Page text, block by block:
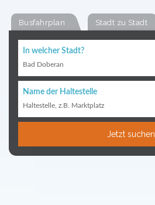
Busfahrplan Stadt zu Stadt
In welcher Stadt?
Bad Doberan
Name der Haltestelle
Haltestelle, z.B. Marktplatz
Jetzt suchen